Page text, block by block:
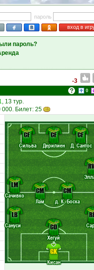
пароль
вход в
пароль?
-3
0
, 13 тур.
000. Билет: 25
Кисан
Сануси
Хегуй
Сачивко
Лам
д. К. Боска
Сильва Дерилиен Д. Сантос
GK
LB
CD
LM
CM CM
CF CF CF